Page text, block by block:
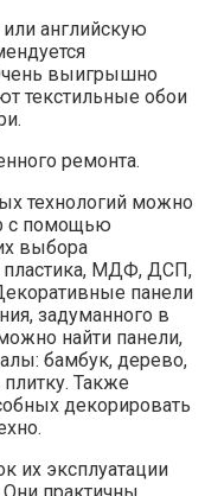
английскую
выигрышно
текстильные обои
ремонта.
технологий можно
с помощью
выбора
пластика, МДФ, ДСП,
панели
задуманного в
найти панели,
бамбук, дерево,
Также
декорировать
их эксплуатации